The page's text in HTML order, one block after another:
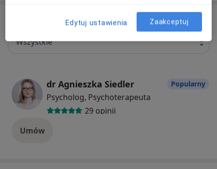
Wszystkie
dr Agnieszka Siedler
Psycholog, Psychoterapeuta
29 opinii
Popularny
Umów
Edytuj ustawienia Zaakceptuj